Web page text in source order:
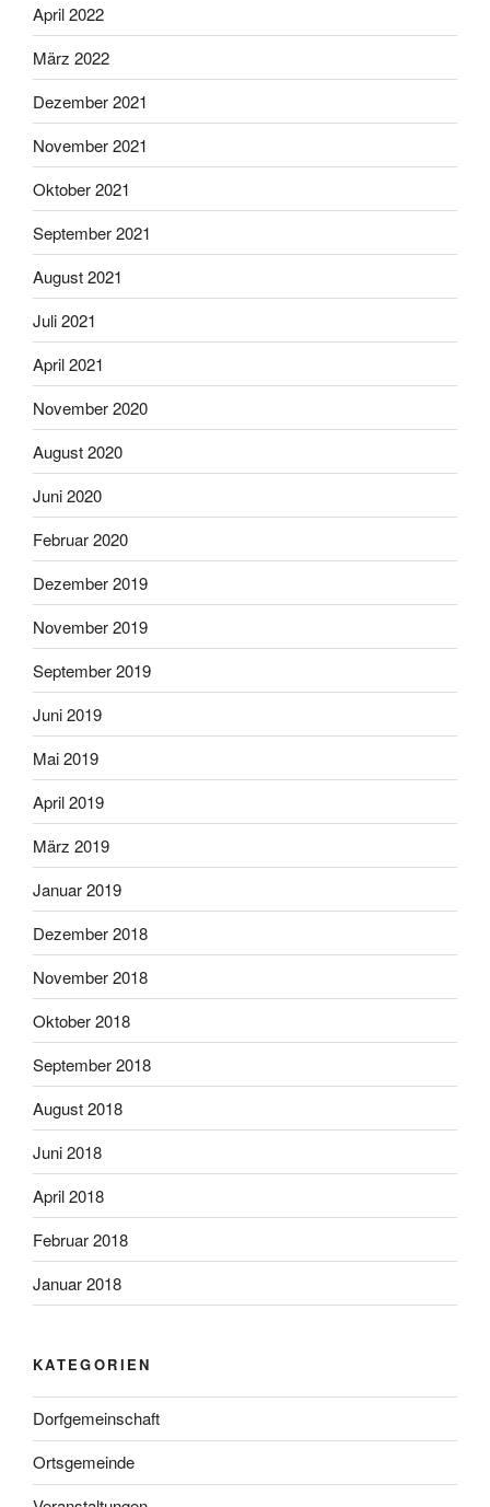
April 2022
März 2022
Dezember 2021
November 2021
Oktober 2021
September 2021
August 2021
Juli 2021
April 2021
November 2020
August 2020
Juni 2020
Februar 2020
Dezember 2019
November 2019
September 2019
Juni 2019
Mai 2019
April 2019
März 2019
Januar 2019
Dezember 2018
November 2018
Oktober 2018
September 2018
August 2018
Juni 2018
April 2018
Februar 2018
Januar 2018
KATEGORIEN
Dorfgemeinschaft
Ortsgemeinde